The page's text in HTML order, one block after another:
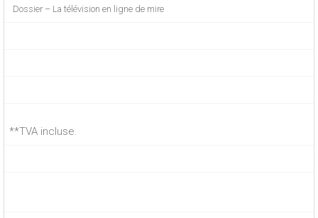
Dossier – La télévision en ligne de mire
**TVA incluse.